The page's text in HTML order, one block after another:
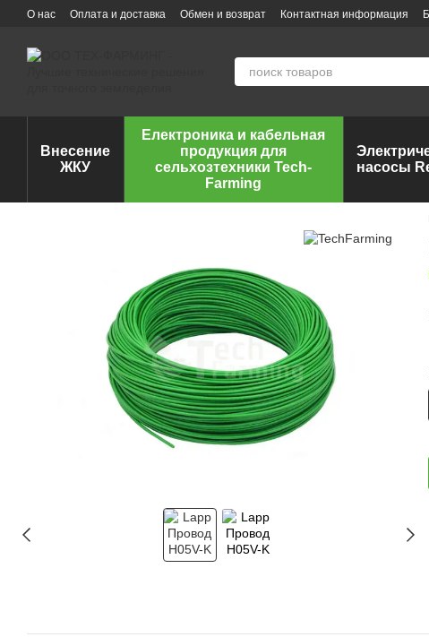
Перейти к основному контенту
О нас Оплата и доставка Обмен и возврат Контактная информация
Внесение
ЖКУ
Електроника и кабельная
продукция для
сельхозтехники Tech-
Farming
насосы